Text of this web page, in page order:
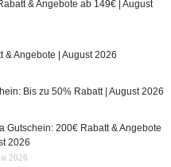
& Angebote ab 149€ | August
& Angebote | August 2026
Bis zu 50% Rabatt | August 2026
Gutschein: 200€ Rabatt & Angebote
2026
2026